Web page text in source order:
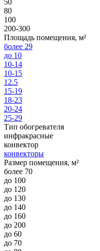
50
80
100
200-300
Площадь помещения, м²
более 29
до 10
10-14
10-15
12.5
15-19
18-23
20-24
25-29
Тип обогревателя
инфракрасные
конвектор
конвекторы
Размер помещения, м²
более 70
до 100
до 120
до 130
до 140
до 160
до 200
до 60
до 70